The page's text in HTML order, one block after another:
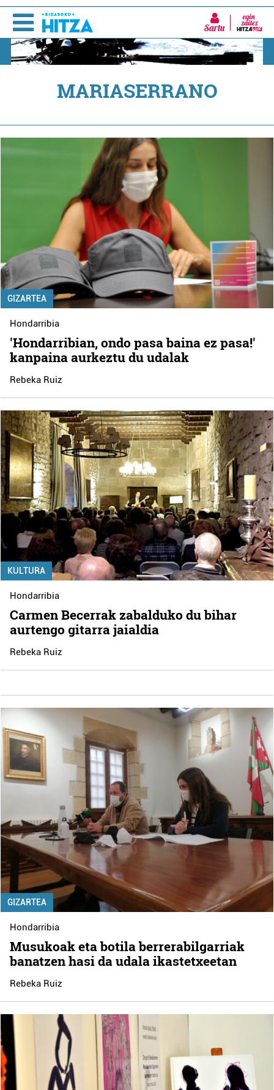
Sartu
MARIASERRANO
GIZARTEA
Hondarribia
'Hondarribian, ondo pasa baina ez pasa!'
kanpaina aurkeztu du udalak
Rebeka Ruiz
KULTURA
Hondarribia
Carmen Becerrak zabalduko du bihar
aurtengo gitarra jaialdia
Rebeka Ruiz
GIZARTEA
Hondarribia
Musukoak eta botila berrerabilgarriak
banatzen hasi da udala ikastetxeetan
Rebeka Ruiz